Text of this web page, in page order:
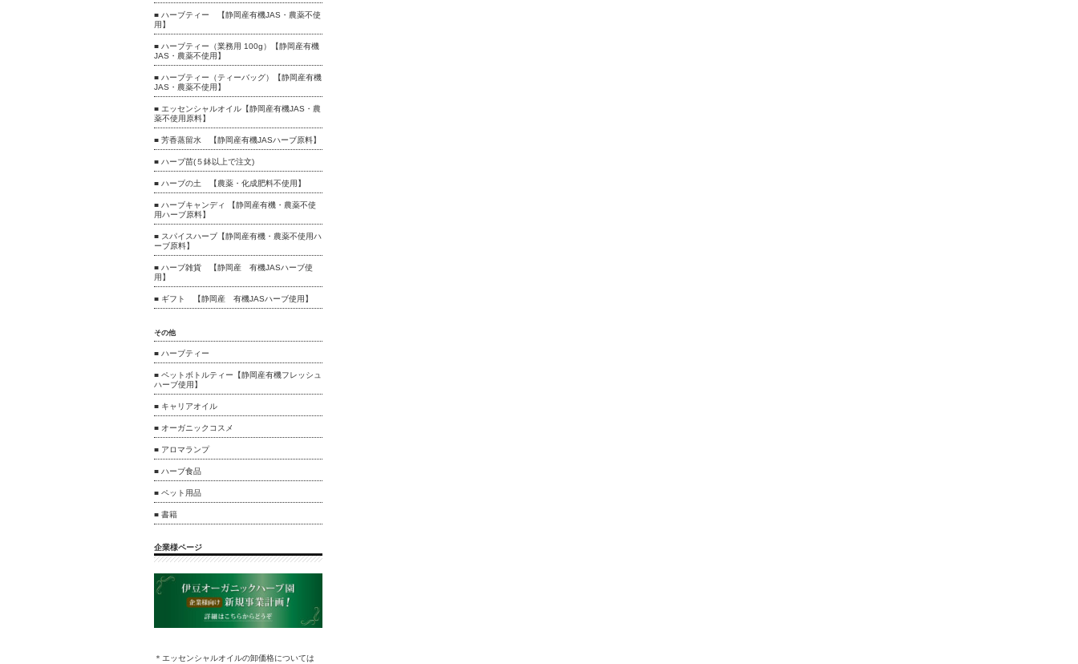
■ ハーブティー 【静岡産有機JAS・農薬不使
用】
■ ハーブティー（業務用 100g）【静岡産有機
JAS・農薬不使用】
■ ハーブティー（ティーバッグ）【静岡産有機
JAS・農薬不使用】
■ エッセンシャルオイル【静岡産有機JAS・農
薬不使用原料】
■ 芳香蒸留水 【静岡産有機JASハーブ原料】
■ ハーブ苗(５鉢以上で注文)
■ ハーブの土 【農薬・化成肥料不使用】
■ ハーブキャンディ 【静岡産有機・農薬不使
用ハーブ原料】
■ スパイスハーブ【静岡産有機・農薬不使用ハ
ーブ原料】
■ ハーブ雑貨 【静岡産 有機JASハーブ使
用】
■ ギフト 【静岡産 有機JASハーブ使用】
その他
■ ハーブティー
■ ペットボトルティー【静岡産有機フレッシュ
ハーブ使用】
■ キャリアオイル
■ オーガニックコスメ
■ アロマランプ
■ ハーブ食品
■ ペット用品
■ 書籍
企業様ページ
＊エッセンシャルオイルの卸価格については